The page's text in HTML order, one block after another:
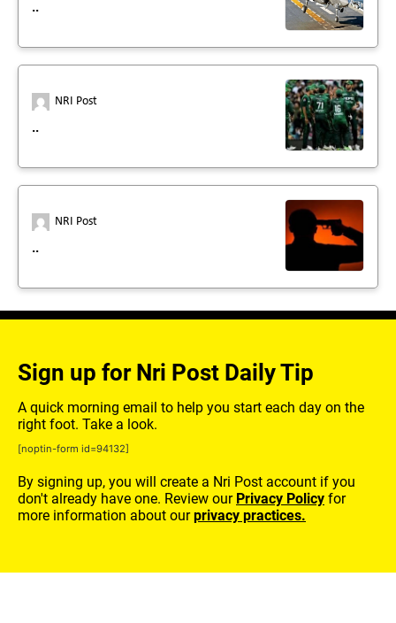
..
NRI Post
..
NRI Post
..
Sign up for Nri Post Daily Tip
A quick morning email to help you start each day on the
right foot. Take a look.
[noptin-form id=94132]
By signing up, you will create a Nri Post account if you
don't already have one. Review our Privacy Policy for
more information about ourprivacy practices.